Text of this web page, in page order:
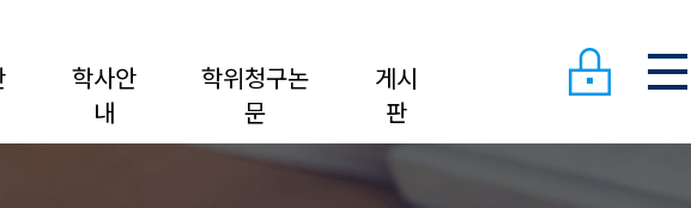
학사안
내
학위청구논
문
게시
판